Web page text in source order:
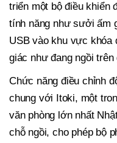
triển một bộ điều khiển
tính năng như sưởi ấm
USB vào khu vực khóa
giác như đang ngồi trên
Chức năng điều chỉnh
chung với Itoki, một
văn phòng lớn nhất
chỗ ngồi, cho phép bộ